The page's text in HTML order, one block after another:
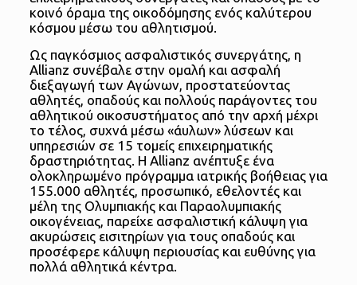
κοινό όραμα της οικοδόμησης ενός καλύτερου
κόσμου μέσω του αθλητισμού.
Ως παγκόσμιος ασφαλιστικός συνεργάτης, η
Allianz συνέβαλε στην ομαλή και ασφαλή
διεξαγωγή των Αγώνων, προστατεύοντας
αθλητές, οπαδούς και πολλούς παράγοντες του
αθλητικού οικοσυστήματος από την αρχή μέχρι
το τέλος, συχνά μέσω «άυλων» λύσεων και
υπηρεσιών σε 15 τομείς επιχειρηματικής
δραστηριότητας. Η Allianz ανέπτυξε ένα
ολοκληρωμένο πρόγραμμα ιατρικής βοήθειας για
155.000 αθλητές, προσωπικό, εθελοντές και
μέλη της Ολυμπιακής και Παραολυμπιακής
οικογένειας, παρείχε ασφαλιστική κάλυψη για
ακυρώσεις εισιτηρίων για τους οπαδούς και
προσέφερε κάλυψη περιουσίας και ευθύνης για
πολλά αθλητικά κέντρα.